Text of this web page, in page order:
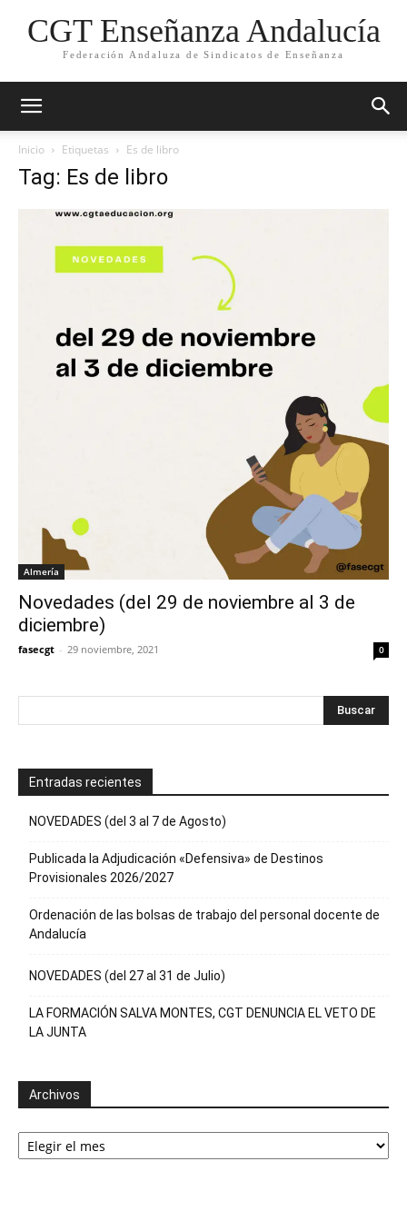
CGT Enseñanza Andalucía
Federación Andaluza de Sindicatos de Enseñanza
Inicio Etiquetas Es de libro
Tag: Es de libro
Almería
Novedades (del 29 de noviembre al 3 de
diciembre)
fasecgt - 29 noviembre, 2021 0
Entradas recientes
NOVEDADES (del 3 al 7 de Agosto)
Publicada la Adjudicación «Defensiva» de Destinos
Provisionales 2026/2027
Ordenación de las bolsas de trabajo del personal docente de
Andalucía
NOVEDADES (del 27 al 31 de Julio)
LA FORMACIÓN SALVA MONTES, CGT DENUNCIA EL VETO DE
LA JUNTA
Archivos
Archivos